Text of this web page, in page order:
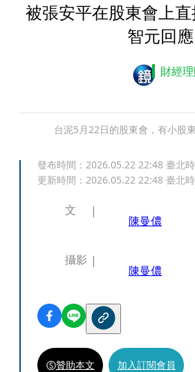
被張安平在股東會上
智元回
財經
台泥5月22日的股東會，有小股
發布時間： 2026.05.22 22:48 臺北
更新時間： 2026.05.22 22:48 臺北
文
陳曼儂
攝影
陳曼儂
贊助本文 加入訂閱會員